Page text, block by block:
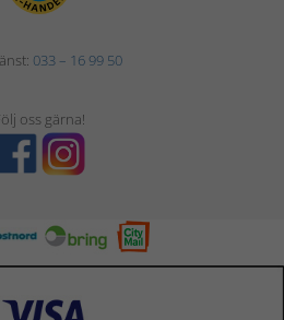
033 – 16 99 50
oss gärna!